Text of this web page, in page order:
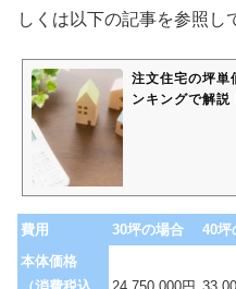
しくは以下の記事を参照し
注文住宅の坪単
ンキングで解説
費用 30坪の場合 40坪
本体価格